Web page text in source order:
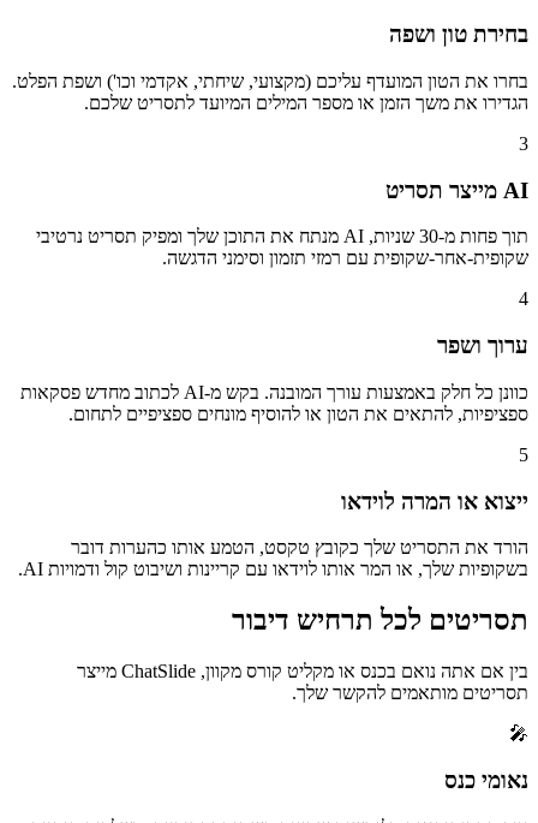
בחירת טון ושפה
בחרו את הטון המועדף עליכם (מקצועי, שיחתי, אקדמי וכו') ושפת הפלט.
הגדירו את משך הזמן או מספר המילים המיועד לתסריט שלכם.
3
AI מייצר תסריט
תוך פחות מ-30 שניות, AI מנתח את התוכן שלך ומפיק תסריט נרטיבי
שקופית-אחר-שקופית עם רמזי תזמון וסימני הדגשה.
4
ערוך ושפר
כוונן כל חלק באמצעות עורך המובנה. בקש מ-AI לכתוב מחדש פסקאות
ספציפיות, להתאים את הטון או להוסיף מונחים ספציפיים לתחום.
5
ייצוא או המרה לוידאו
הורד את התסריט שלך כקובץ טקסט, הטמע אותו כהערות דובר
בשקופיות שלך, או המר אותו לוידאו עם קריינות ושיבוט קול ודמויות AI.
תסריטים לכל תרחיש דיבור
בין אם אתה נואם בכנס או מקליט קורס מקוון, ChatSlide מייצר
תסריטים מותאמים להקשר שלך.
🎤
נאומי כנס